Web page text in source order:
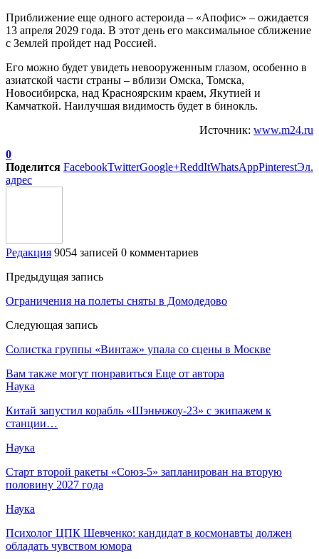
Приближение еще одного астероида – «Апофис» – ожидается
13 апреля 2029 года. В этот день его максимальное сближение
с Землей пройдет над Россией.
Его можно будет увидеть невооруженным глазом, особенно в
азиатской части страны – вблизи Омска, Томска,
Новосибирска, над Красноярским краем, Якутией и
Камчаткой. Наилучшая видимость будет в бинокль.
Источник: www.m24.ru
0
Поделится FacebookTwitterGoogle+ReddItWhatsAppPinterestЭл.
адрес
Редакция 9054 записей 0 комментариев
Предыдущая запись
Ограничения на полеты сняты в Домодедово
Следующая запись
Солистка группы «Винтаж» упала со сцены в Москве
Вам также могут понравиться Еще от автора
Наука
Китай запустил корабль «Шэньчжоу-23» с экипажем к
станции…
Наука
Старт второй ракеты «Союз-5» запланирован на вторую
половину 2027 года
Наука
Психолог ЦПК Шевченко: кандидат в космонавты должен
обладать чувством юмора